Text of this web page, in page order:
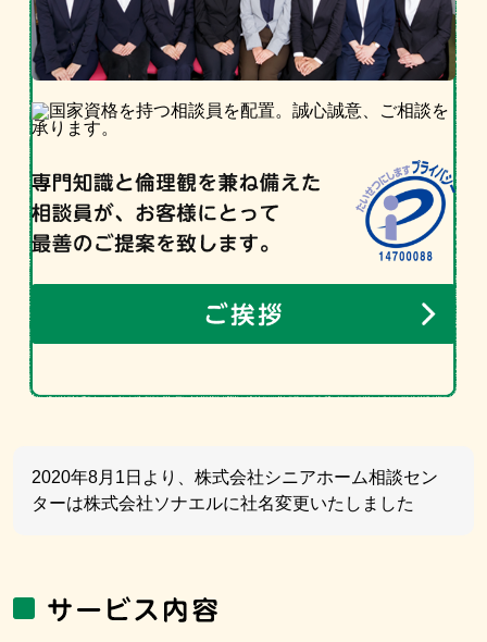
2020年8月1日より、株式会社シニアホーム相談セン
ターは株式会社ソナエルに社名変更いたしました